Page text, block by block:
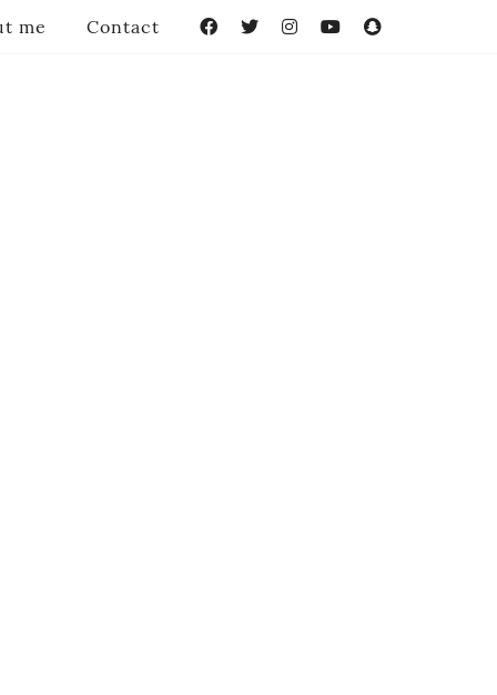
me Contact FacebookTwitterInstagramYouTube